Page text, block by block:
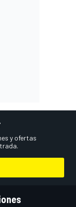
y ofertas